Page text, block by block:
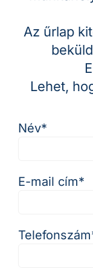
Az űrlap
Lehet,
Név*
E-mail cím*